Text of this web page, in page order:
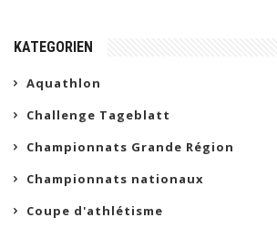
KATEGORIEN
Aquathlon
Challenge Tageblatt
Championnats Grande Région
Championnats nationaux
Coupe d'athlétisme